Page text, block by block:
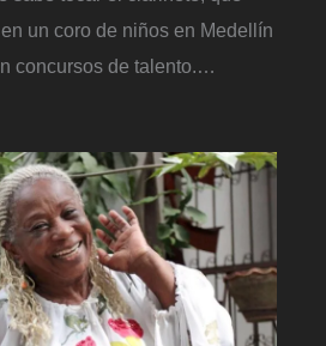
un coro de niños en Medellín
concursos de talento.…